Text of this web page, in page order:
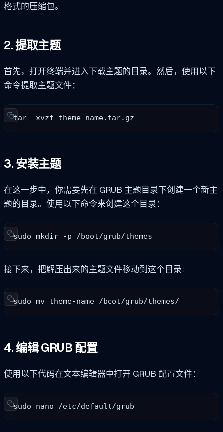
格式的压缩包。
2. 提取主题
首先，打开终端并进入下载主题的目录。然后，使用以下
命令提取主题文件：
tar -xvzf theme-name.tar.gz
3. 安装主题
在这一步中，你需要先在 GRUB 主题目录下创建一个新主
题的目录。使用以下命令来创建这个目录：
sudo mkdir -p /boot/grub/themes
接下来，把解压出来的主题文件移动到这个目录:
sudo mv theme-name /boot/grub/themes/
4. 编辑 GRUB 配置
使用以下代码在文本编辑器中打开 GRUB 配置文件：
sudo nano /etc/default/grub